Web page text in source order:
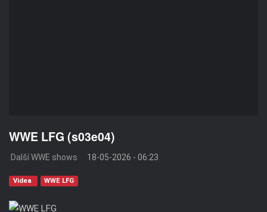
WWE LFG (s03e04)
Další WWE shows 18-05-2026 - 06:23
Videa WWE LFG